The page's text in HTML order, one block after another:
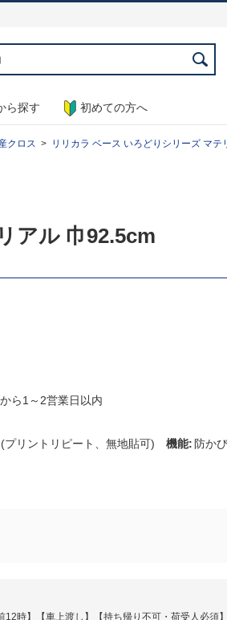
ら探す 初めての方へ
クロス リリカラ ベース いろどりシリーズ マ
アル 巾92.5cm
ら1～2営業日以内
プリントリピート、無地貼可) 機能: 防か
12時】【車上渡し】【持ち帰り不可・荷受人必須